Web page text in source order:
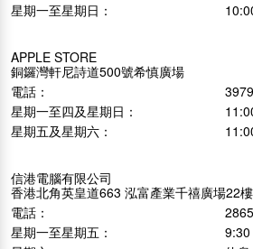
星期一至星期日：
APPLE STORE
銅鑼灣軒尼詩道500號希慎廣場
電話：
星期一至四及星期日：
星期五及星期六：
信港電腦有限公司
香港北角英皇道663 泓富產業千禧廣場22樓
電話：
星期一至星期五：